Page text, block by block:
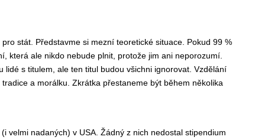
stát. Představme si mezní teoretické situace. Pokud 99 %
která ale nikdo nebude plnit, protože jim ani neporozumí.
s titulem, ale ten titul budou všichni ignorovat. Vzdělání
a morálku. Zkrátka přestaneme být během několika
velmi nadaných) v USA. Žádný z nich nedostal stipendium